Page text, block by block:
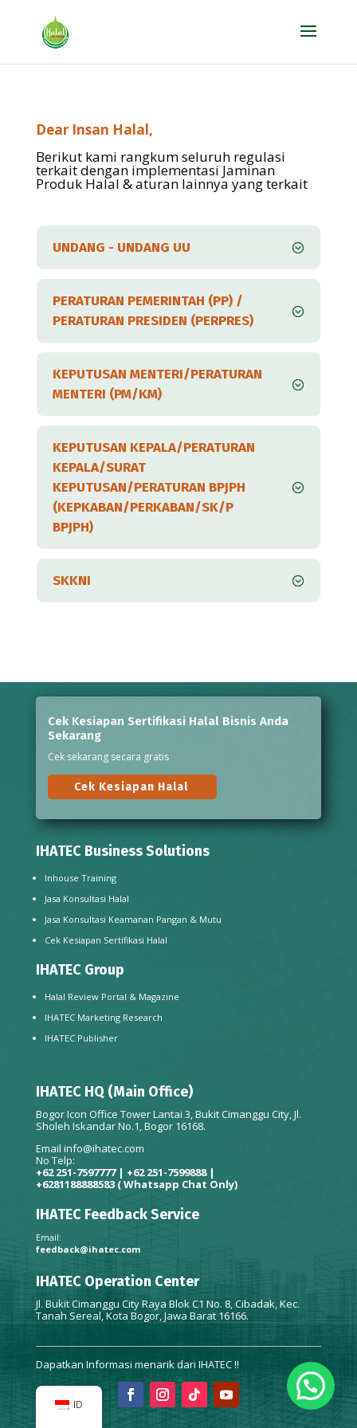
Dear Insan Halal,
Berikut kami rangkum seluruh regulasi
terkait dengan implementasi Jaminan
Produk Halal & aturan lainnya yang terkait
UNDANG - UNDANG UU
PERATURAN PEMERINTAH (PP) /
PERATURAN PRESIDEN (PERPRES)
KEPUTUSAN MENTERI/PERATURAN
MENTERI (PM/KM)
KEPUTUSAN KEPALA/PERATURAN
KEPALA/SURAT
KEPUTUSAN/PERATURAN BPJPH
(KEPKABAN/PERKABAN/SK/P
BPJPH)
SKKNI
Cek Kesiapan Sertifikasi Halal Bisnis Anda
Sekarang
Cek sekarang secara gratis
Cek Kesiapan Halal
IHATEC Business Solutions
Inhouse Training
Jasa Konsultasi Halal
Jasa Konsultasi Keamanan Pangan & Mutu
Cek Kesiapan Sertifikasi Halal
IHATEC Group
Halal Review Portal & Magazine
IHATEC Marketing Research
IHATEC Publisher
IHATEC HQ (Main Office)
Bogor Icon Office Tower Lantai 3, Bukit Cimanggu City, Jl.
Sholeh Iskandar No.1, Bogor 16168.
Email info@ihatec.com
No Telp:
+62 251-7597777 | +62 251-7599888 |
+6281188888583 ( Whatsapp Chat Only)
IHATEC Feedback Service
Email:
feedback@ihatec.com
IHATEC Operation Center
Jl. Bukit Cimanggu City Raya Blok C1 No. 8, Cibadak, Kec.
Tanah Sereal, Kota Bogor, Jawa Barat 16166.
Dapatkan Informasi menarik dari IHATEC !!
ID